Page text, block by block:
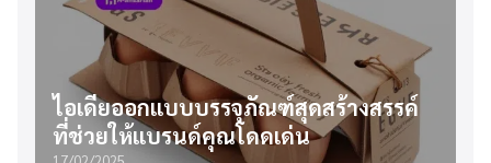
ไอเดียออกแบบบรรจุภัณฑ์สุดสร้างสรรค์
ที่ช่วยให้แบรนด์คุณโดดเด่น